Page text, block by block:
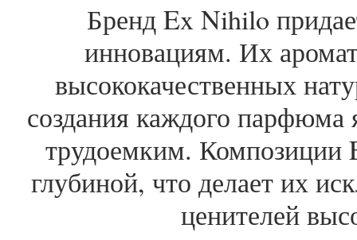
Бренд Ex Nihilo
инновациям. Их
высококачественных
создания каждого
трудоемким. Композиции
глубиной, что делает их
ценителей